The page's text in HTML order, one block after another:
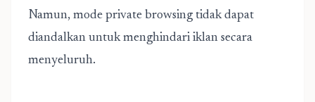
Namun, mode private browsing tidak dapat
diandalkan untuk menghindari iklan secara
menyeluruh.